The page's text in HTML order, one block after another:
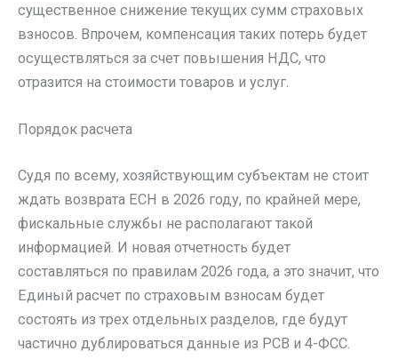
существенное снижение текущих сумм страховых
взносов. Впрочем, компенсация таких потерь будет
осуществляться за счет повышения НДС, что
отразится на стоимости товаров и услуг.
Порядок расчета
Судя по всему, хозяйствующим субъектам не стоит
ждать возврата ЕСН в 2026 году, по крайней мере,
фискальные службы не располагают такой
информацией. И новая отчетность будет
составляться по правилам 2026 года, а это значит, что
Единый расчет по страховым взносам будет
состоять из трех отдельных разделов, где будут
частично дублироваться данные из РСВ и 4-ФСС.